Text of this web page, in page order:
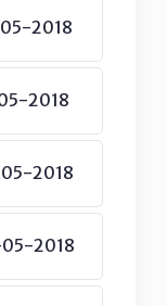
2018
2018
2018
05-2018